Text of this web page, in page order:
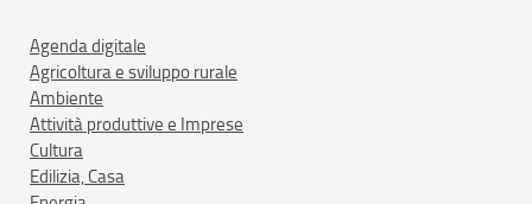
Agenda digitale
Agricoltura e sviluppo rurale
Ambiente
Attività produttive e Imprese
Cultura
Edilizia, Casa